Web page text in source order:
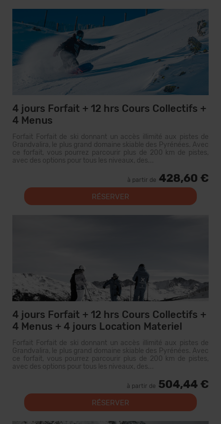
4 jours Forfait + 12 hrs Cours Collectifs +
4 Menus
Forfait Forfait de ski donnant un accès illimité aux pistes de
Grandvalira, le plus grand domaine skiable des Pyrénées. Avec
ce forfait, vous pourrez parcourir plus de 200 km de pistes,
avec des options pour tous les niveaux, des...
à partir de 428,60 €
RÉSERVER
4 jours Forfait + 12 hrs Cours Collectifs +
4 Menus + 4 jours Location Materiel
Forfait Forfait de ski donnant un accès illimité aux pistes de
Grandvalira, le plus grand domaine skiable des Pyrénées. Avec
ce forfait, vous pourrez parcourir plus de 200 km de pistes,
avec des options pour tous les niveaux, des...
à partir de 504,44 €
RÉSERVER